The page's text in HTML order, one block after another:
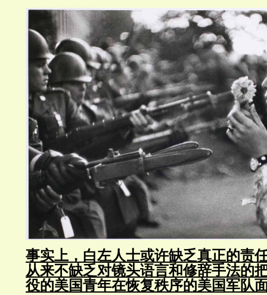
事实上，白左人士或许缺乏真正的责
从来不缺乏对镜头语言和修辞手法的
役的美国青年在恢复秩序的美国军队